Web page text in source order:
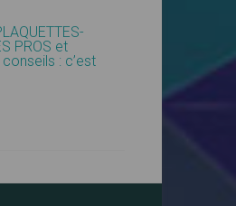
PROS et
: c’est